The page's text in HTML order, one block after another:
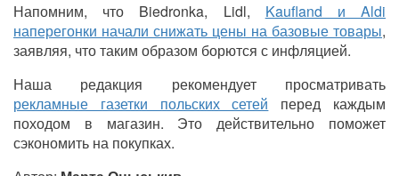
Напомним, что Biedronka, Lidl, Kaufland и Aldi
наперегонки начали снижать цены на базовые товары,
заявляя, что таким образом борются с инфляцией.
Наша редакция рекомендует просматривать
рекламные газетки польских сетей перед каждым
походом в магазин. Это действительно поможет
сэкономить на покупках.